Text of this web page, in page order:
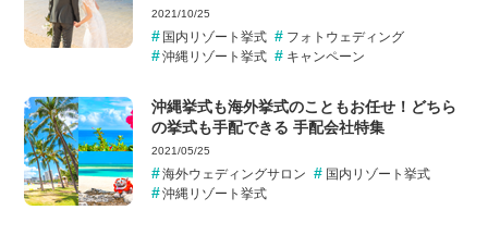
2021/10/25
国内リゾート挙式
フォトウェディング
沖縄リゾート挙式
キャンペーン
沖縄挙式も海外挙式のこともお任せ！どちら
の挙式も手配できる 手配会社特集
2021/05/25
海外ウェディングサロン
国内リゾート挙式
沖縄リゾート挙式